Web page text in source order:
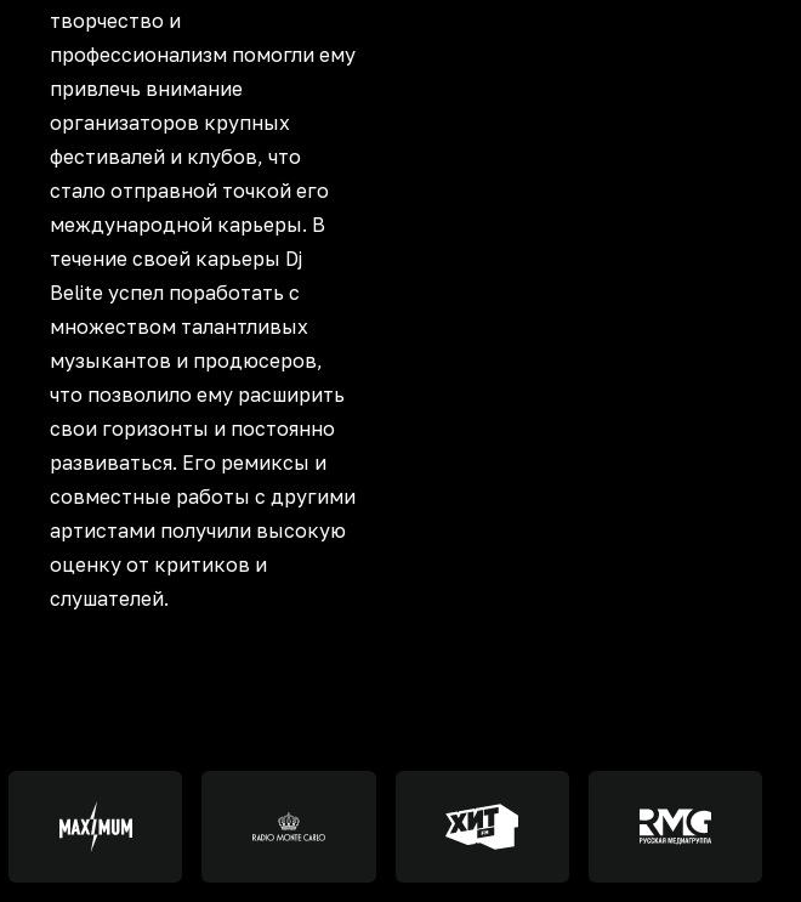
творчество и
профессионализм помогли ему
привлечь внимание
организаторов крупных
фестивалей и клубов, что
стало отправной точкой его
международной карьеры. В
течение своей карьеры Dj
Belite успел поработать с
множеством талантливых
музыкантов и продюсеров,
что позволило ему расширить
свои горизонты и постоянно
развиваться. Его ремиксы и
совместные работы с другими
артистами получили высокую
оценку от критиков и
слушателей.